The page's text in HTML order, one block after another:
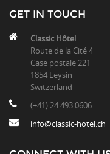
GET IN TOUCH
Classic Hôtel
Route de la Cité 4
Case postale 221
1854 Leysin
Switzerland
(+41) 24 493 0606
info@classic-hotel.ch